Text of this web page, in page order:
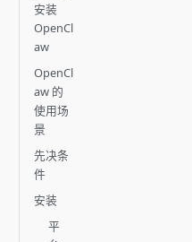
安装
OpenCl
aw
OpenCl
aw 的
使用场
景
先决条
件
安装
平